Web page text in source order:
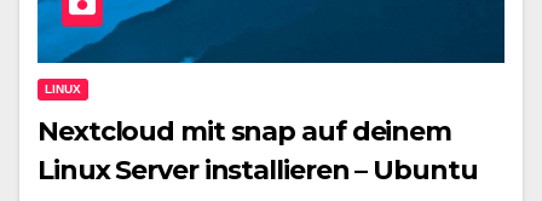
LINUX
Nextcloud mit snap auf deinem
Linux Server installieren – Ubuntu